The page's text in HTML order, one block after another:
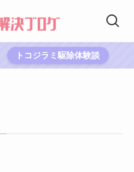
トコジラミ駆除体験談